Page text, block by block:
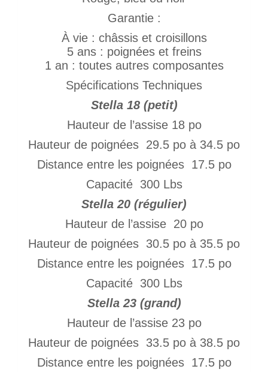
Garantie :
À vie : châssis et croisillons
5 ans : poignées et freins
1 an : toutes autres composantes
Spécifications Techniques
Stella 18 (petit)
Hauteur de l’assise 18 po
Hauteur de poignées 29.5 po à 34.5 po
Distance entre les poignées 17.5 po
Capacité 300 Lbs
Stella 20 (régulier)
Hauteur de l’assise 20 po
Hauteur de poignées 30.5 po à 35.5 po
Distance entre les poignées 17.5 po
Capacité 300 Lbs
Stella 23 (grand)
Hauteur de l’assise 23 po
Hauteur de poignées 33.5 po à 38.5 po
Distance entre les poignées 17.5 po